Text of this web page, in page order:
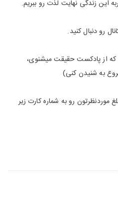
این زندگی نهایت لذت رو ببریم.
رو دنبال کنید.
که از پادکست حقیقت میشنوی،
به شنیدن کنی)
رو به شماره کارت زیر